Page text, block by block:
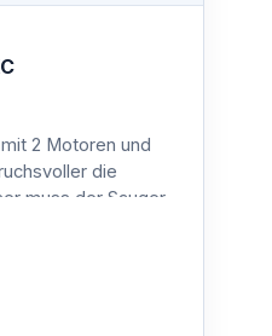
2 Motoren und
die
muss der Sauger